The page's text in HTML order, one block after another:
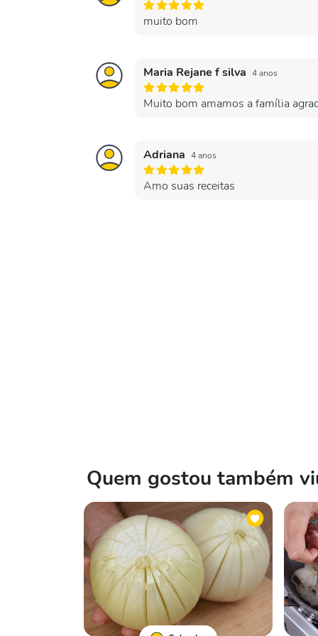
muito bom
Maria Rejane f silva 4 anos
Muito bom amamos a família
Adriana 4 anos
Amo suas receitas
Quem gostou também